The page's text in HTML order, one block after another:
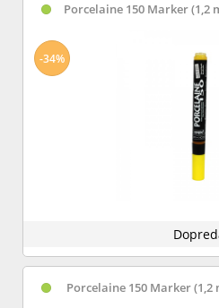
Porcelaine 150 Marker (1,2
-34%
Porcelaine 150 Marker (1,2